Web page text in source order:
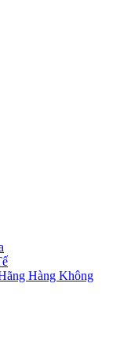
Hàng Không